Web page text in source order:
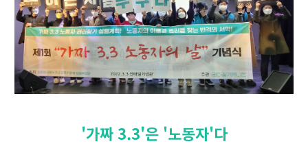
'가짜 3.3'은 '노동자'다